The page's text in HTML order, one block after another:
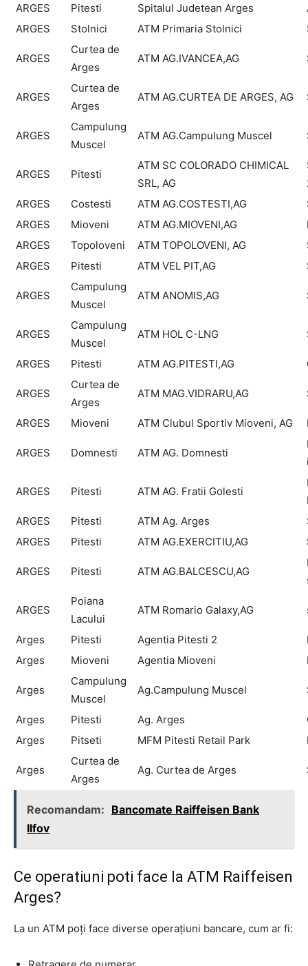
ARGES
Pitesti Spitalul Judetean Arges
ARGES
Stolnici ATM Primaria Stolnici
ARGES
Curtea de
Arges
ATM AG.IVANCEA,AG
ARGES
Curtea de
Arges
ATM AG.CURTEA DE ARGES, AG
ARGES
Campulung
Muscel
ATM AG.Campulung Muscel
ARGES Pitesti
ATM SC COLORADO CHIMICAL
SRL, AG
ARGES
Costesti ATM AG.COSTESTI,AG
ARGES
Mioveni ATM AG.MIOVENI,AG
ARGES
Topoloveni ATM TOPOLOVENI, AG
ARGES
Pitesti ATM VEL PIT,AG
ARGES
Campulung
Muscel
ATM ANOMIS,AG
ARGES
Campulung
Muscel
ATM HOL C-LNG
ARGES Pitesti ATM AG.PITESTI,AG
ARGES
Curtea de
Arges
ATM MAG.VIDRARU,AG
ARGES Mioveni ATM Clubul Sportiv Mioveni, AG
ARGES Domnesti ATM AG. Domnesti
ARGES Pitesti ATM AG. Fratii Golesti
ARGES
Pitesti ATM Ag. Arges
ARGES
Pitesti ATM AG.EXERCITIU,AG
ARGES Pitesti ATM AG.BALCESCU,AG
ARGES
Poiana
Lacului
ATM Romario Galaxy,AG
Arges Pitesti Agentia Pitesti 2
Arges
Mioveni Agentia Mioveni
Arges
Campulung
Muscel
Ag.Campulung Muscel
Arges Pitesti Ag. Arges
Arges
Pitseti MFM Pitesti Retail Park
Arges
Curtea de
Arges
Ag. Curtea de Arges
Recomandam: Bancomate Raiffeisen Bank
Ilfov
Ce operatiuni poti face la ATM Raiffeisen
Arges?
La un ATM poți face diverse operațiuni bancare, cum ar fi: